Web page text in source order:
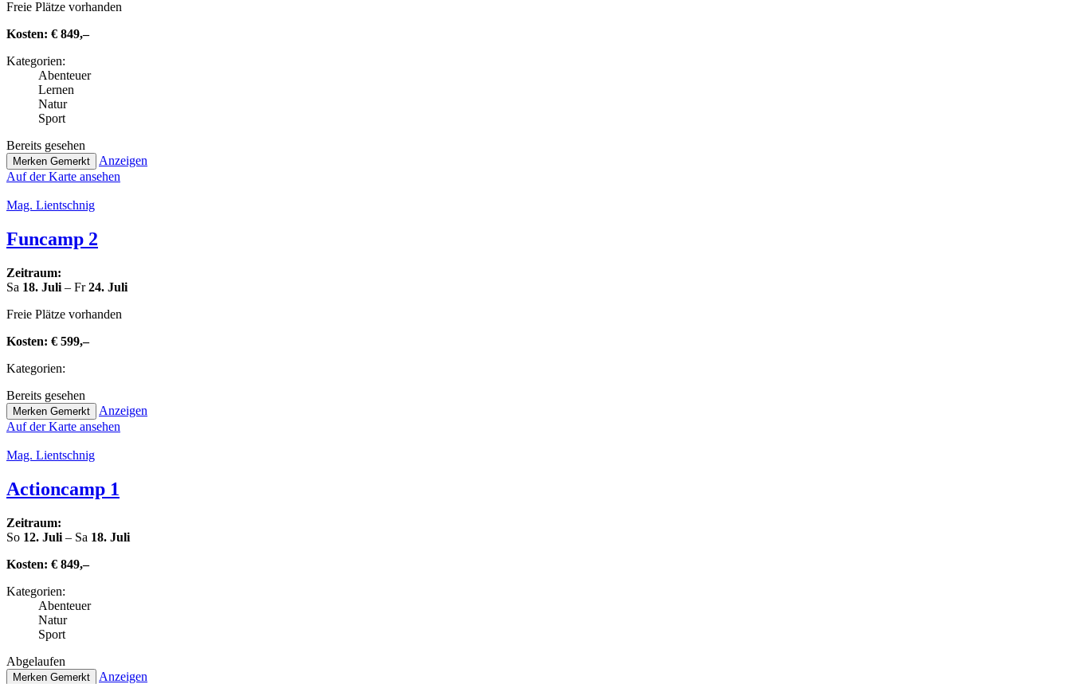
Freie Plätze vorhanden
Kosten: € 849,–
Kate­go­rien:
Abenteuer
Lernen
Natur
Sport
Bereits gesehen
Merken Gemerkt
Anzeigen
Auf der Karte ansehen
Mag. Lient­sch­nig
Funcamp 2
Zeitraum:
Sa 18. Juli – Fr24. Juli
Freie Plätze vorhanden
Kosten: € 599,–
Kate­go­rien:
Bereits gesehen
Merken Gemerkt
Anzeigen
Auf der Karte ansehen
Mag. Lient­sch­nig
Action­camp 1
Zeitraum:
So 12. Juli – Sa 18. Juli
Kosten: € 849,–
Kate­go­rien:
Abenteuer
Natur
Sport
Abge­lau­fen
Merken Gemerkt
Anzeigen